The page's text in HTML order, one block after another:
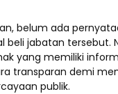
belum ada
beli jabatan tersebut.
yang memiliki
transparan demi
publik.